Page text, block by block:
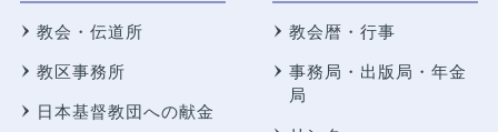
教会・伝道所
教区事務所
日本基督教団への献金
教会暦・行事
事務局・出版局・年金
局